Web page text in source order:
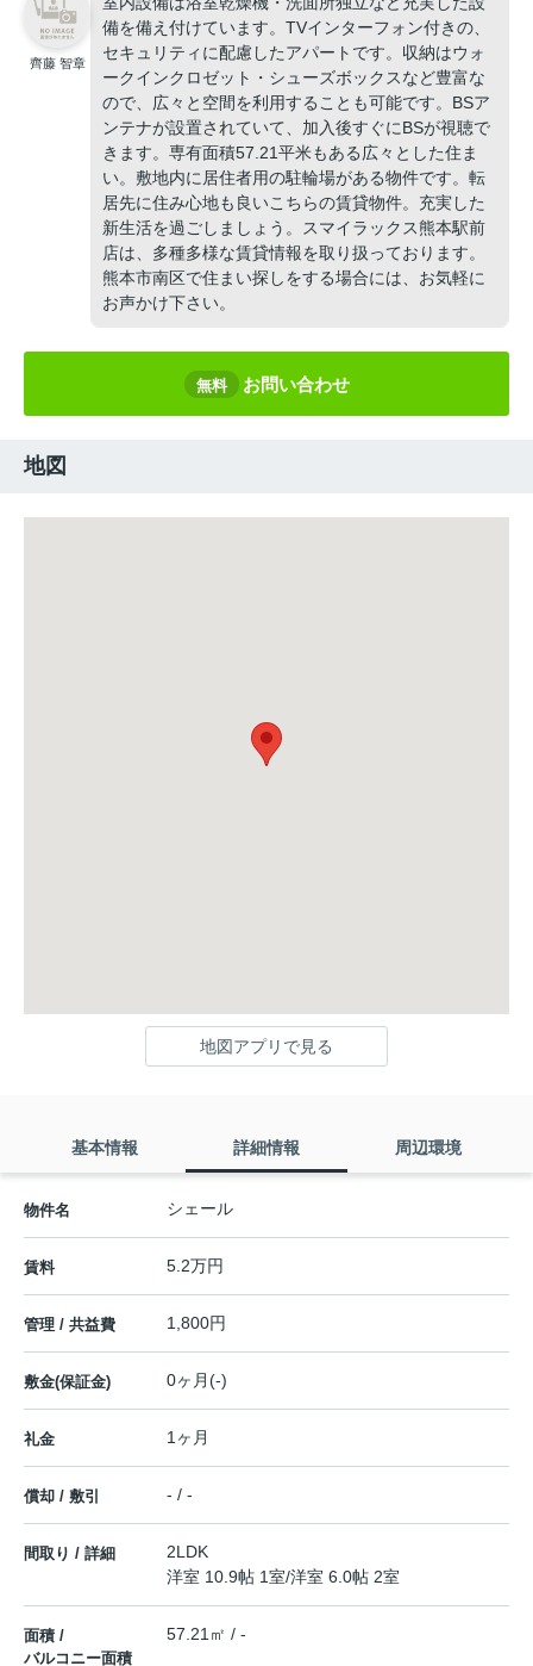
齊藤 智章
備を備え付けています。TVインターフォン付きの、
セキュリティに配慮したアパートです。収納はウォ
ークインクロゼット・シューズボックスなど豊富な
ので、広々と空間を利用することも可能です。BSア
ンテナが設置されていて、加入後すぐにBSが視聴で
きます。専有面積57.21平米もある広々とした住ま
い。敷地内に居住者用の駐輪場がある物件です。転
居先に住み心地も良いこちらの賃貸物件。充実した
新生活を過ごしましょう。スマイラックス熊本駅前
店は、多種多様な賃貸情報を取り扱っております。
熊本市南区で住まい探しをする場合には、お気軽に
お声かけ下さい。
無料 お問い合わせ
地図
地図アプリで見る
基本情報 詳細情報 周辺環境
物件名 シェール
賃料 5.2万円
管理 / 共益費 1,800円
敷金(保証金) 0ヶ月(-)
礼金 1ヶ月
償却 / 敷引 - / -
間取り / 詳細
2LDK
洋室 10.9帖 1室/洋室 6.0帖 2室
面積 /
バルコニー面積
57.21㎡ / -